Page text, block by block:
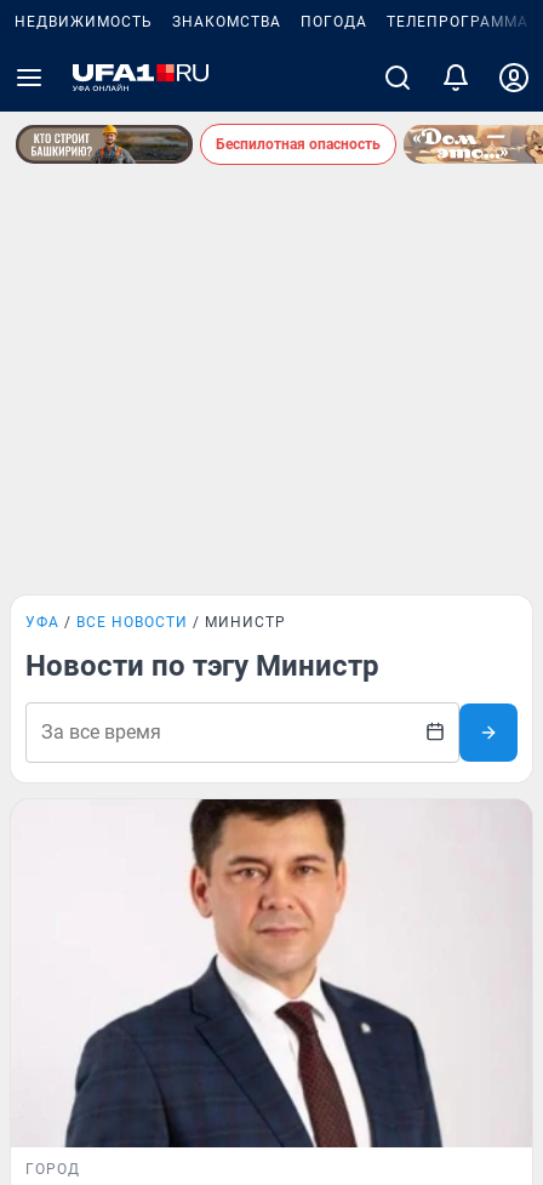
НЕДВИЖИМОСТЬ ЗНАКОМСТВА ПОГОДА ТЕЛЕПРОГРАММА
Беспилотная опасность
УФА ВСЕ НОВОСТИ МИНИСТР
Новости по тэгу Министр
ГОРОД